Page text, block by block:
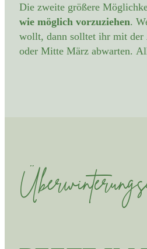
Die zweite größere
wie möglich vorzuziehen.
wollt, dann solltet ihr mit der
oder Mitte März abwarten.